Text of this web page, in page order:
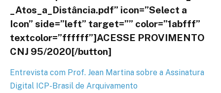
_Atos_a_Distância.pdf” icon=”Select a
Icon” side=”left” target=”” color=”1abfff”
textcolor=”ffffff”]ACESSE PROVIMENTO
CNJ 95/2020[/button]
Entrevista com Prof. Jean Martina sobre a Assinatura
Digital ICP-Brasil de Arquivamento